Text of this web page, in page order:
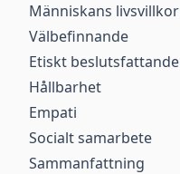
Människans livsvillkor
Välbefinnande
Etiskt beslutsfattande
Hållbarhet
Empati
Socialt samarbete
Sammanfattning